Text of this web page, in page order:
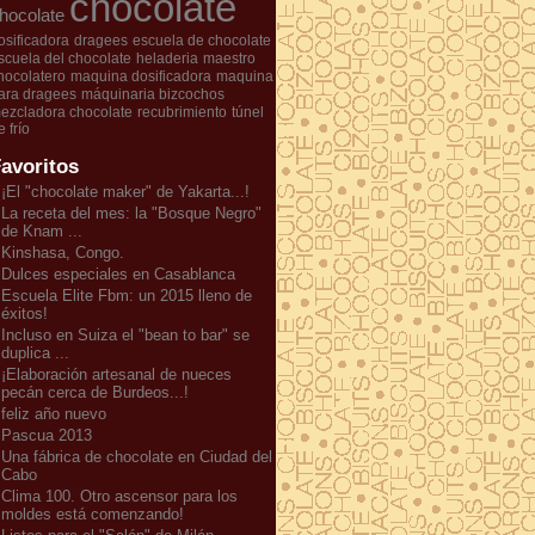
dragees escuela de chocolate
del chocolate heladeria maestro
maquina dosificadora maquina
dragees máquinaria bizcochos
chocolate recubrimiento túnel
frío
¡El "chocolate maker" de Yakarta...!
La receta del mes: la "Bosque Negro"
de Knam ...
Kinshasa, Congo.
Dulces especiales en Casablanca
Escuela Elite Fbm: un 2015 lleno de
éxitos!
Incluso en Suiza el "bean to bar" se
duplica ...
¡Elaboración artesanal de nueces
pecán cerca de Burdeos...!
feliz año nuevo
Pascua 2013
Una fábrica de chocolate en Ciudad del
Cabo
Clima 100. Otro ascensor para los
moldes está comenzando!